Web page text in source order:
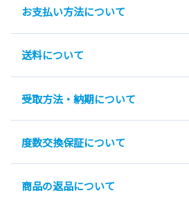
お支払い方法について
送料について
受取方法・納期について
度数交換保証について
商品の返品について